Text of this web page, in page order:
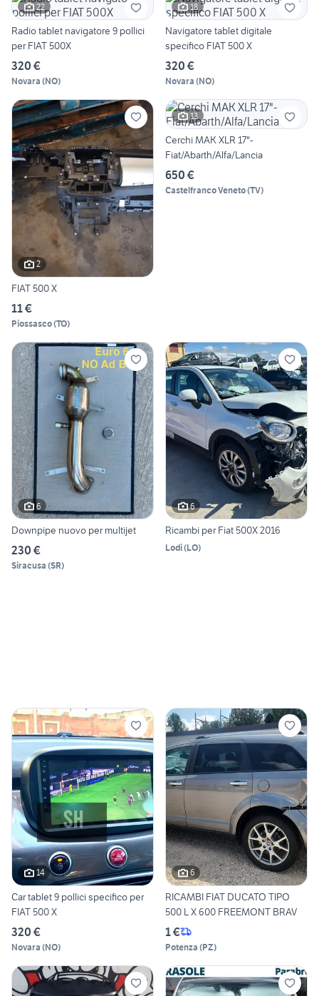
22
Radio tablet navigatore 9 pollici
per FIAT 500X
320 €
Novara (NO)
18
Navigatore tablet digitale
specifico FIAT 500 X
320 €
Novara (NO)
2
FIAT 500 X
11 €
Piossasco(TO)
13
Cerchi MAK XLR 17"-
Fiat/Abarth/Alfa/Lancia
650 €
Castelfranco Veneto(TV)
6
Downpipe nuovo per multijet
230 €
Siracusa (SR)
6
Ricambi per Fiat 500X 2016
Lodi(LO)
14
Car tablet 9 pollici specifico per
FIAT 500 X
320 €
Novara (NO)
6
RICAMBI FIAT DUCATO TIPO
500 L X 600 FREEMONT BRAV
1 €
Potenza (PZ)